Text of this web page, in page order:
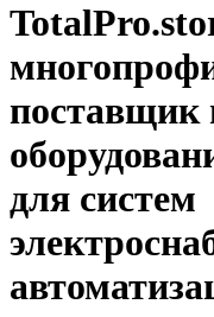
поставщик
для систем